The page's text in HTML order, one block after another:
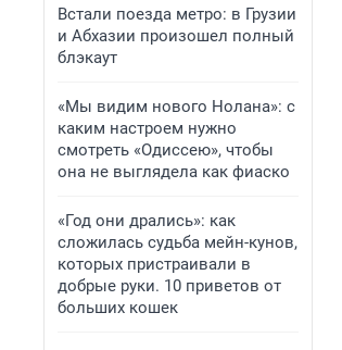
Встали поезда метро: в Грузии
и Абхазии произошел полный
блэкаут
«Мы видим нового Нолана»: с
каким настроем нужно
смотреть «Одиссею», чтобы
она не выглядела как фиаско
«Год они дрались»: как
сложилась судьба мейн-кунов,
которых пристраивали в
добрые руки. 10 приветов от
больших кошек